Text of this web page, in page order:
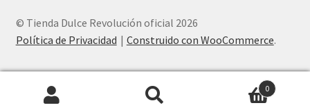
© Tienda Dulce Revolución oficial 2026
Política de Privacidad
Construido con WooCommerce.
0